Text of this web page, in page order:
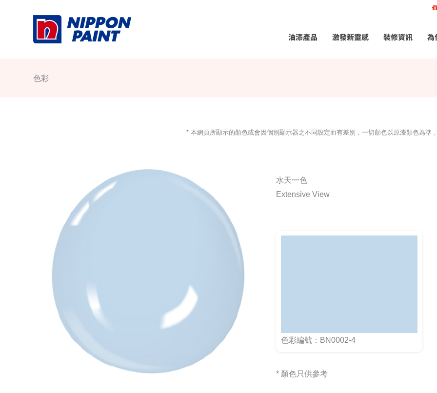
油漆產品 激發新靈感 裝修資訊 為
色彩
* 本網頁所顯示的顏色或會因個別顯示器之不同設定而有差別，一切顏色以原漆顏色為準，
水天一色
Extensive View
色彩編號：BN0002-4
* 顏色只供參考